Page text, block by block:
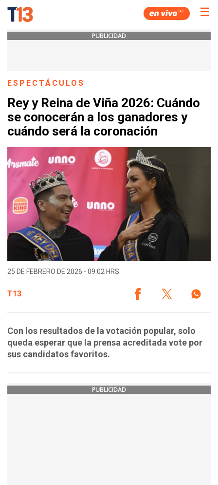
☰
PUBLICIDAD
ESPECTÁCULOS
Rey y Reina de Viña 2026: Cuándo
se conocerán a los ganadores y
cuándo será la coronación
25 DE FEBRERO DE 2026 - 09:02 HRS.
T13
Con los resultados de la votación popular, solo
queda esperar que la prensa acreditada vote por
sus candidatos favoritos.
PUBLICIDAD